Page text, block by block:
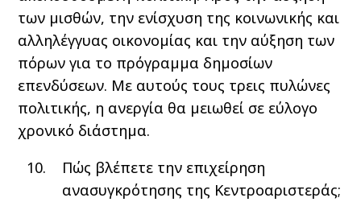
των μισθών, την ενίσχυση της κοινωνικής και
αλληλέγγυας οικονομίας και την αύξηση των
πόρων για το πρόγραμμα δημοσίων
επενδύσεων. Με αυτούς τους τρεις πυλώνες
πολιτικής, η ανεργία θα μειωθεί σε εύλογο
χρονικό διάστημα.
Πώς βλέπετε την επιχείρηση
ανασυγκρότησης της Κεντροαριστεράς;